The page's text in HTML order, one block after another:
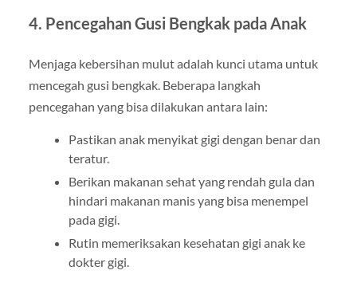
4. Pencegahan Gusi Bengkak pada Anak
Menjaga kebersihan mulut adalah kunci utama untuk
mencegah gusi bengkak. Beberapa langkah
pencegahan yang bisa dilakukan antara lain:
Pastikan anak menyikat gigi dengan benar dan
teratur.
Berikan makanan sehat yang rendah gula dan
hindari makanan manis yang bisa menempel
pada gigi.
Rutin memeriksakan kesehatan gigi anak ke
dokter gigi.